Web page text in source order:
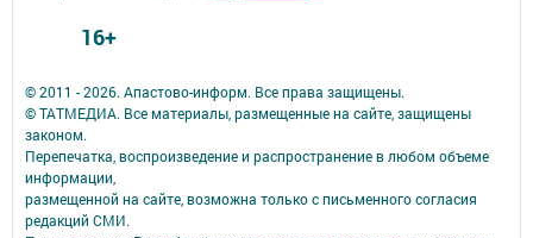
© 2011 - 2026. Апастово-информ. Все права защищены.
© ТАТМЕДИА. Все материалы, размещенные на сайте, защищены
законом.
Перепечатка, воспроизведение и распространение в любом объеме
информации,
размещенной на сайте, возможна только с письменного согласия
редакций СМИ.
16+